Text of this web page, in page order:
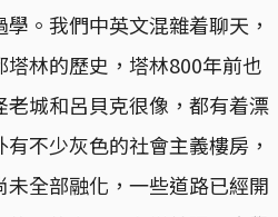
。我們中英文混雜着聊天，
林的歷史，塔林800年前也
城和呂貝克很像，都有着漂
不少灰色的社會主義樓房，
全部融化，一些道路已經開